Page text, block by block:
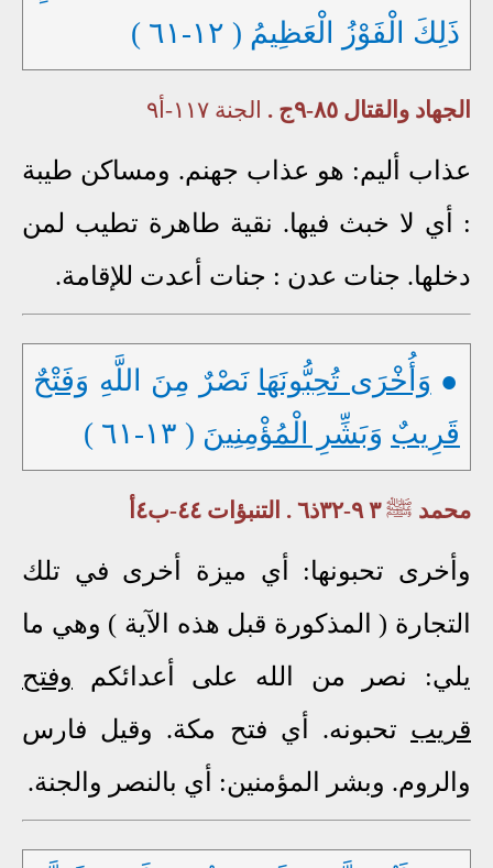
ذَلِكَ الْفَوْزُ الْعَظِيمُ ( ١٢-٦١ )
الجهاد والقتال ٨٥-٩ج . الجنة ١١٧-أ٩
عذاب أليم: هو عذاب جهنم. ومساكن طيبة
: أي لا خبث فيها. نقية طاهرة تطيب لمن
دخلها. جنات عدن : جنات أعدت للإقامة.
● وَأُخْرَى تُحِبُّونَهَا نَصْرٌ مِنَ اللَّهِ وَفَتْحٌ
قَرِيبٌ وَبَشِّرِ الْمُؤْمِنِينَ ( ١٣-٦١ )
محمد ﷺ٣ ٩-٣٢ذ٦ . التنبؤات ٤٤-ب٤أ
وأخرى تحبونها: أي ميزة أخرى في تلك
التجارة ( المذكورة قبل هذه الآية ) وهي ما
يلي: نصر من الله على أعدائكم وفتح
قريب تحبونه. أي فتح مكة. وقيل فارس
والروم. وبشر المؤمنين: أي بالنصر والجنة.